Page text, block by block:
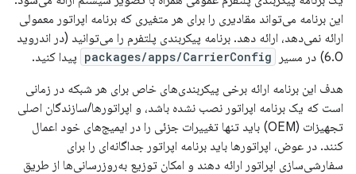
این برنامه می‌تواند مقادیری را برای هر متغیری که برنامه اپراتور معمولی
ارائه نمی‌دهد، ارائه دهد. برنامه پیکربندی پلتفرم را می‌توانید (در اندروید
6.0) در مسیر
packages/apps/CarrierConfig پیدا کنید.
هدف این برنامه ارائه برخی پیکربندی‌های خاص برای هر شبکه در زمانی
است که یک برنامه اپراتور نصب نشده باشد، و اپراتورها/سازندگان اصلی
تجهیزات (OEM) باید تنها تغییرات جزئی را در ایمیج‌های خود اعمال
کنند. در عوض، اپراتورها باید برنامه اپراتور جداگانه‌ای را برای
سفارشی‌سازی اپراتور ارائه دهند و امکان توزیع به‌روزرسانی‌ها از طریق